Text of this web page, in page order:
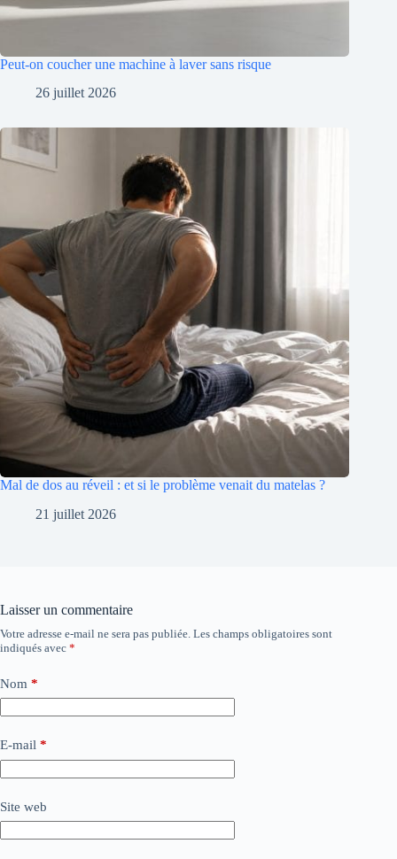
Peut-on coucher une machine à laver sans risque
26 juillet 2026
Mal de dos au réveil : et si le problème venait du matelas ?
21 juillet 2026
Laisser un commentaire
Votre adresse e-mail ne sera pas publiée. Les champs obligatoires sont
indiqués avec *
Nom *
E-mail *
Site web